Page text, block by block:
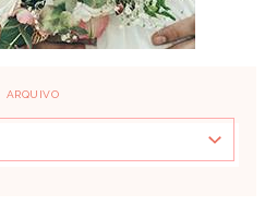
ARQUIVO